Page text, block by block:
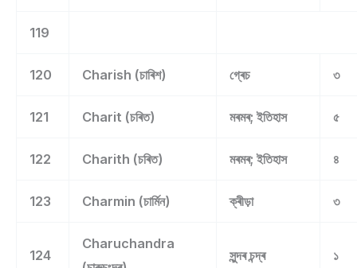
119
120 Charish (চাৰিশ) গ্ৰেচ ৩
121 Charit (চৰিত) মৰমৰ; ইতিহাস ৫
122 Charith (চৰিত) মৰমৰ; ইতিহাস ৪
123 Charmin (চাৰ্মিন) ক্ৰীড়া ৩
124
Charuchandra
সুন্দৰ চন্দ্ৰ ১